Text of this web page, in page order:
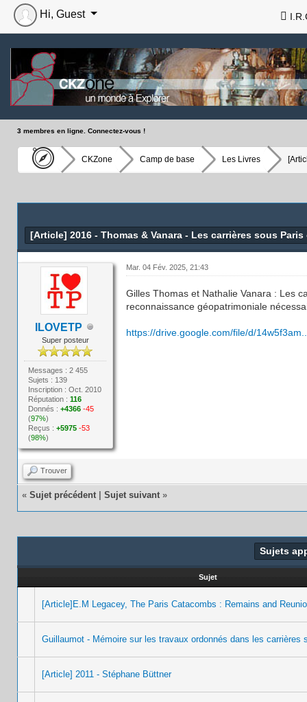
Hi, Guest
3 membres en ligne. Connectez-vous !
CKZone Camp de base Les Livres
[Article] 2016 - Thomas & Vanara - Les carrières sous
ILOVETP
Super posteur
Messages : 2 455
Sujets : 139
Inscription : Oct. 2010
Réputation :116
Donnés :+4366 -45
(97%)
Reçus :+5975 -53
(98%)
Mar. 04 Fév. 2025, 21:43
Gilles Thomas et Nathalie Vanara : Les
reconnaissance géopatrimoniale
https://drive.google.com/file/d/
Trouver
« Sujet précédent Sujet suivant »
Sujets
Sujet
[Article]E.M Legacey, The Paris Catacombs : Remains and
Guillaumot - Mémoire sur les travaux ordonnés dans les carrières
[Article] 2011 - Stéphane Büttner